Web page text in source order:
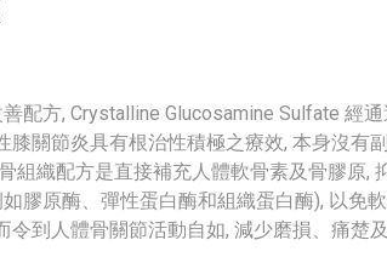
配方, Crystalline Glucosamine Sulfate 經
膝關節炎具有根治性積極之療效, 本身沒有
組織配方是直接補充人體軟骨素及骨膠原,
膠原酶、彈性蛋白酶和組織蛋白酶), 以免
令到人體骨關節活動自如, 減少磨損、痛楚